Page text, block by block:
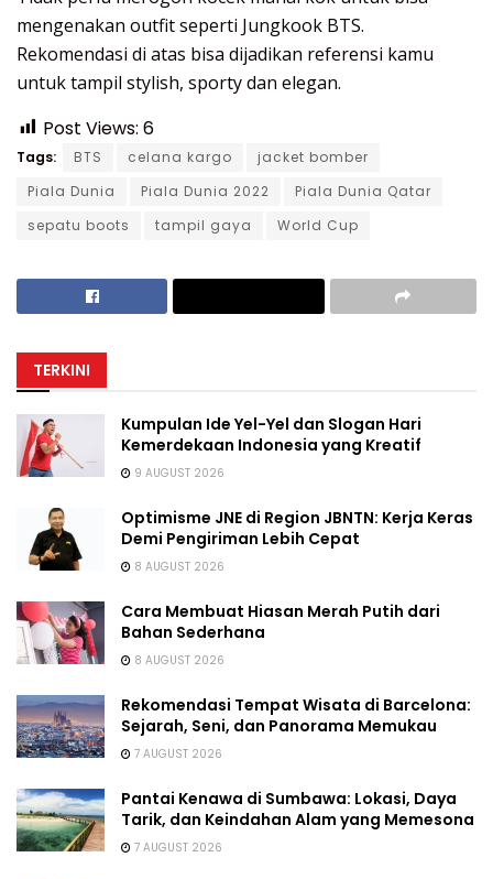
mengenakan outfit seperti Jungkook BTS.
Rekomendasi di atas bisa dijadikan referensi kamu
untuk tampil stylish, sporty dan elegan.
Post Views: 6
Tags: BTS celana kargo
jacket bomber
Piala Dunia
Piala Dunia 2022
Piala Dunia Qatar
sepatu boots
tampil gaya World Cup
TERKINI
Kumpulan Ide Yel-Yel dan Slogan Hari
Kemerdekaan Indonesia yang Kreatif
9 AUGUST 2026
Optimisme JNE di Region JBNTN: Kerja Keras
Demi Pengiriman Lebih Cepat
8 AUGUST 2026
Cara Membuat Hiasan Merah Putih dari
Bahan Sederhana
8 AUGUST 2026
Rekomendasi Tempat Wisata di Barcelona:
Sejarah, Seni, dan Panorama Memukau
7 AUGUST 2026
Pantai Kenawa di Sumbawa: Lokasi, Daya
Tarik, dan Keindahan Alam yang Memesona
7 AUGUST 2026